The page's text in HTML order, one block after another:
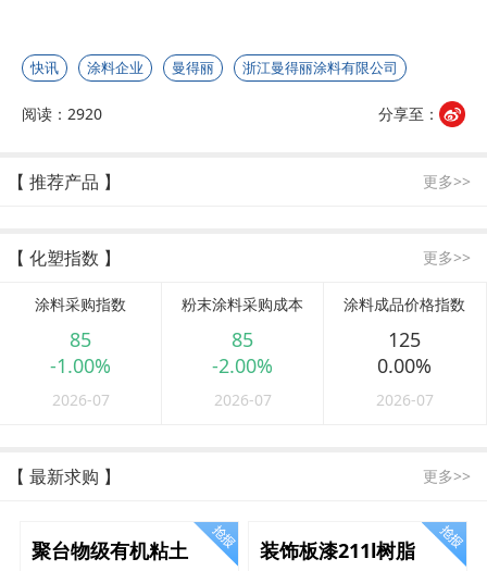
快讯 涂料企业 曼得丽 浙江曼得丽涂料有限公司
阅读：2920 分享至：
【 推荐产品 】 更多>>
【 化塑指数 】 更多>>
涂料采购指数
85
-1.00%
2026-07
粉末涂料采购成本
85
-2.00%
2026-07
涂料成品价格指数
125
0.00%
2026-07
【 最新求购 】 更多>>
聚台物级有机粘土 装饰板漆211l树脂